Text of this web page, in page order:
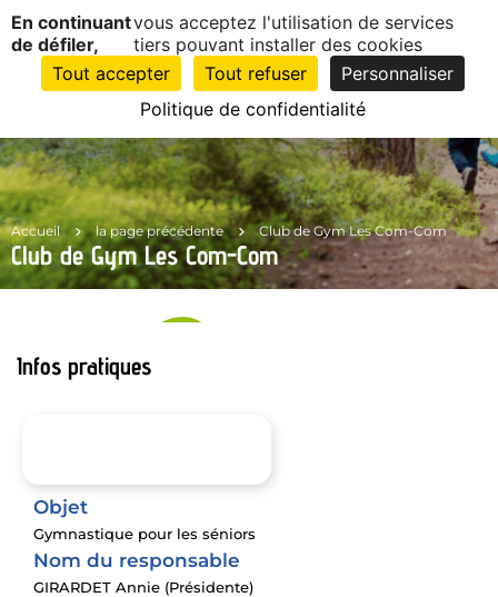
Accueil la page précédente Club de Gym Les Com-Com
Club de Gym Les Com-Com
1EN
CLIC
Infos pratiques
Objet
Gymnastique pour les séniors
Nom du responsable
GIRARDET Annie (Présidente)
Panneau de gestion des cookies
En continuant
de défiler,
vous acceptez l'utilisation de services
tiers pouvant installer des cookies
Tout accepter
Tout refuser
Personnaliser
Politique de confidentialité